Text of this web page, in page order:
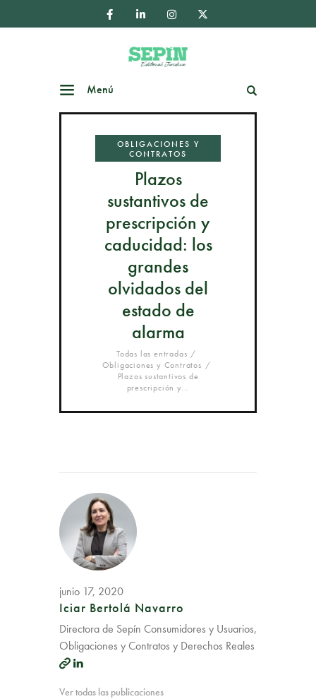
Menú
OBLIGACIONES Y
CONTRATOS
Plazos
sustantivos de
prescripción y
caducidad: los
grandes
olvidados del
estado de
alarma
Todas las entradas
Obligaciones y Contratos
Plazos sustantivos de
prescripción y...
junio 17, 2020
Iciar Bertolá Navarro
Directora de Sepín Consumidores y Usuarios,
Obligaciones y Contratos y Derechos Reales
Ver todas las publicaciones